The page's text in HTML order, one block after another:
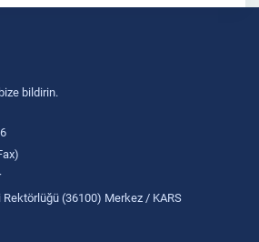
bildirin.
(36100) Merkez / KARS